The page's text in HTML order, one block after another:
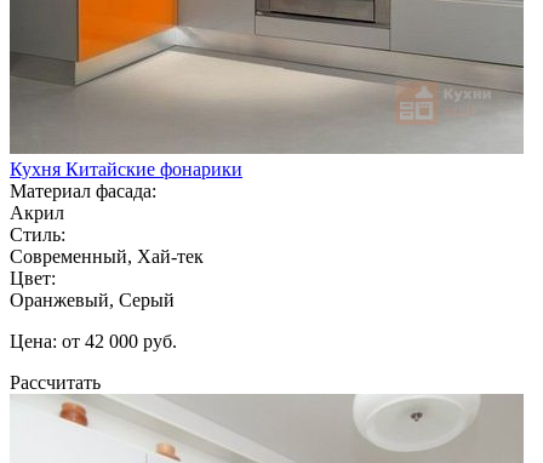
Кухня Китайские фонарики
Материал фасада:
Акрил
Стиль:
Современный, Хай-тек
Цвет:
Оранжевый, Серый
Цена: от 42 000 руб.
Рассчитать